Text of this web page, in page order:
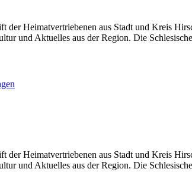
der Heimatvertriebenen aus Stadt und Kreis
und Aktuelles aus der Region. Die
der Hei­mat­ver­trie­be­nen aus Stadt und Kreis
und Aktu­el­les aus der Regi­on. Die